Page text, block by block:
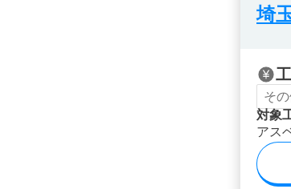
埼
そ
対象
アス